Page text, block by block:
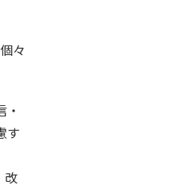
々
す
改